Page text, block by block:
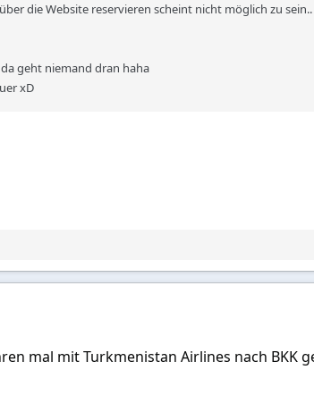
die Website reservieren scheint nicht möglich zu
geht niemand dran haha
xD
mal mit Turkmenistan Airlines nach BKK